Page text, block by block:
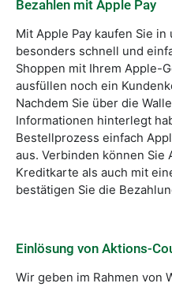
Bezahlen mit Apple Pay
Mit Apple Pay kaufen Sie
besonders schnell und
Shoppen mit Ihrem Apple-
ausfüllen noch ein
Nachdem Sie über die
Informationen hinterlegt
Bestellprozess einfach
aus. Verbinden können Sie
Kreditkarte als auch mit
bestätigen Sie die
Einlösung von Aktions-
Wir geben im Rahmen von